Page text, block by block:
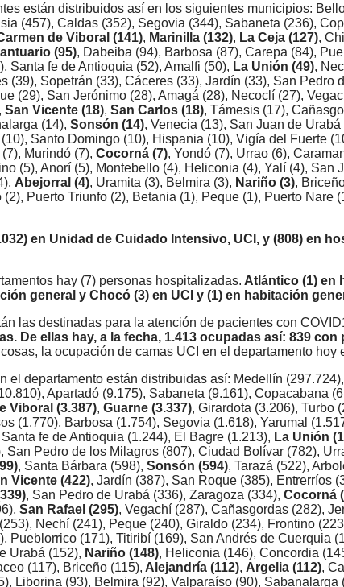
están distribuidos así en los siguientes municipios:
(457), Caldas (352), Segovia (344), Sabaneta (236),
de Viboral (141), Marinilla (132), La Ceja (127),
(95), Dabeiba (94), Barbosa (87), Carepa (84),
Santa fe de Antioquia (52), Amalfi (50), La Unión (49),
(39), Sopetrán (33), Cáceres (33), Jardín (33), San Pedro
(29), San Jerónimo (28), Amagá (28), Necoclí (27),
San Vicente (18), San Carlos (18), Támesis (17),
(14), Sonsón (14), Venecia (13), San Juan de
Santo Domingo (10), Hispania (10), Vigía del Fuerte
Murindó (7), Cocorná (7), Yondó (7), Urrao (6),
(5), Anorí (5), Montebello (4), Heliconia (4), Yalí (4), San
Abejorral (4), Uramita (3), Belmira (3), Nariño (3),
(2), Puerto Triunfo (2), Betania (1), Peque (1), Puerto Nare
en Unidad de Cuidado Intensivo, UCI, y (808) en
hay (7) personas hospitalizadas. Atlántico (1) en
general y Chocó (3) en UCI y (1) en habitación
las destinadas para la atención de pacientes con
De ellas hay, a la fecha, 1.413 ocupadas así: 839 con
la ocupación de camas UCI en el departamento hoy
el departamento están distribuidas así: Medellín
Apartadó (9.175), Sabaneta (9.161), Copacabana
Viboral (3.387), Guarne (3.337), Girardota (3.206), Turbo
(1.770), Barbosa (1.754), Segovia (1.618), Yarumal
fe de Antioquia (1.244), El Bagre (1.213), La Unión
Pedro de los Milagros (807), Ciudad Bolívar (782),
, Santa Bárbara (598), Sonsón (594), Tarazá (522),
Vicente (422), Jardín (387), San Roque (385), Entrerríos
, San Pedro de Urabá (336), Zaragoza (334), Cocorná
San Rafael (295), Vegachí (287), Cañasgordas (282),
Nechí (241), Peque (240), Giraldo (234), Frontino
Pueblorrico (171), Titiribí (169), San Andrés de Cuerquia
Urabá (152), Nariño (148), Heliconia (146), Concordia
(117), Briceño (115), Alejandría (112), Argelia (112),
Liborina (93), Belmira (92), Valparaíso (90), Sabanalarga